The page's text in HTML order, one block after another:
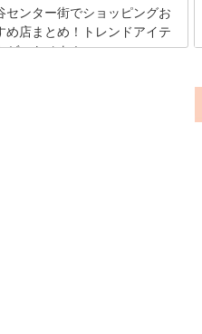
トを写真で紹介しているので絶対
違えませんよ♪それでは早速ご覧く
い☆
センター街でショッピングお
め店まとめ！トレンドアイテ
ゲットせよ！